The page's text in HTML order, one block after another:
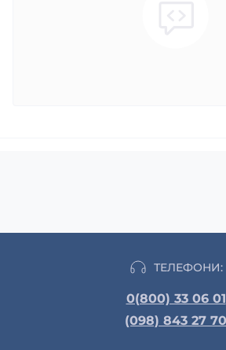
ТЕЛЕФОНИ:
0(800) 33 06 01
(098) 843 27 70